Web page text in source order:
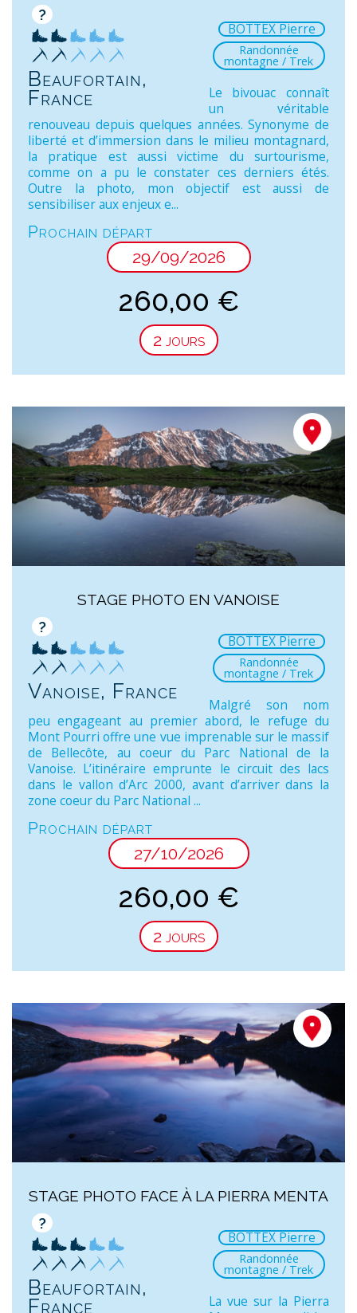
?
Beaufortain,
France
BOTTEX Pierre
Randonnée
montagne / Trek
Le bivouac connaît
un véritable
renouveau depuis quelques années. Synonyme de
liberté et d’immersion dans le milieu montagnard,
la pratique est aussi victime du surtourisme,
comme on a pu le constater ces derniers étés.
Outre la photo, mon objectif est aussi de
sensibiliser aux enjeux e...
Prochain départ
29/09/2026
260,00 €
2 jours
STAGE PHOTO EN VANOISE
?
Vanoise, France
BOTTEX Pierre
Randonnée
montagne / Trek
Malgré son nom
peu engageant au premier abord, le refuge du
Mont Pourri offre une vue imprenable sur le massif
de Bellecôte, au coeur du Parc National de la
Vanoise. L’itinéraire emprunte le circuit des lacs
dans le vallon d’Arc 2000, avant d’arriver dans la
zone coeur du Parc National ...
Prochain départ
27/10/2026
260,00 €
2 jours
STAGE PHOTO FACE À LA PIERRA MENTA
?
Beaufortain,
France
BOTTEX Pierre
Randonnée
montagne / Trek
La vue sur la Pierra